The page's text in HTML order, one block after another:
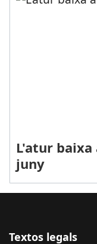
L'atur
juny
Textos legals